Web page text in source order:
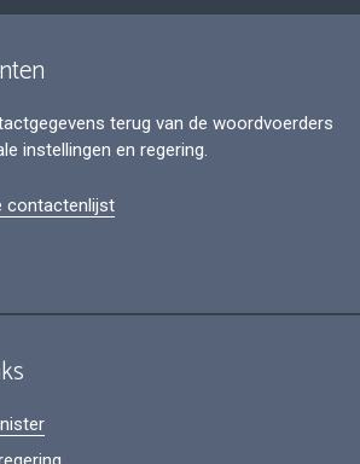
terug van de woordvoerders
instellingen en regering.
contactenlijst